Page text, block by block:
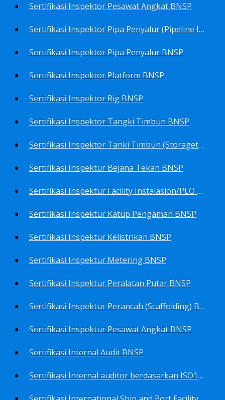
Sertifikasi Inspektor Pesawat Angkat BNSP
Sertifikasi Inspektor Pipa Penyalur (Pipeline Inspector) BNSP
Sertifikasi Inspektor Pipa Penyalur BNSP
Sertifikasi Inspektor Platform BNSP
Sertifikasi Inspektor Rig BNSP
Sertifikasi Inspektor Tangki Timbun BNSP
Sertifikasi Inspektor Tanki Timbun (Storagetank Inspector) BNSP
Sertifikasi Inspektur Bejana Tekan BNSP
Sertifikasi Inspektur Facility Instalasion/PLO BNSP
Sertifikasi Inspektur Katup Pengaman BNSP
Sertifikasi Inspektur Kelistrikan BNSP
Sertifikasi Inspektur Metering BNSP
Sertifikasi Inspektur Peralatan Putar BNSP
Sertifikasi Inspektur Perancah (Scaffolding) BNSP
Sertifikasi Inspektur Pesawat Angkat BNSP
Sertifikasi Internal Audit BNSP
Sertifikasi Internal auditor berdasarkan ISO17025.2017 Pedoman Panduan Mutu&Prosedur Laboratorium BNSP